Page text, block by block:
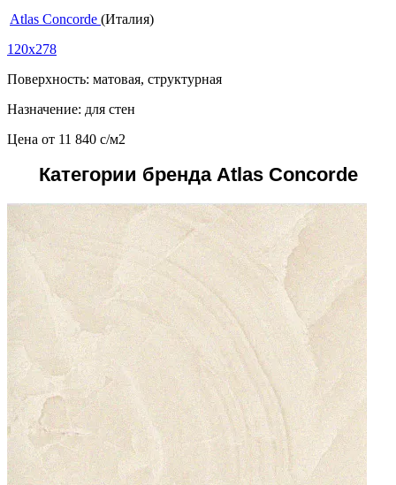
Atlas Concorde (Италия)
120x278
Поверхность: матовая, структурная
Назначение: для стен
Цена от 11 840 c/м2
Категории бренда Atlas Concorde